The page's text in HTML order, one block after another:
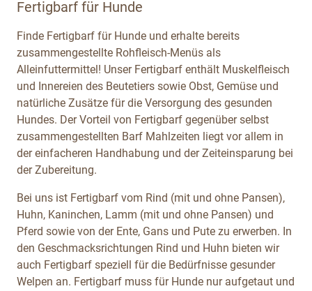
Fertigbarf für Hunde
Finde Fertigbarf für Hunde und erhalte bereits
zusammengestellte Rohfleisch-Menüs als
Alleinfuttermittel! Unser Fertigbarf enthält Muskelfleisch
und Innereien des Beutetiers sowie Obst, Gemüse und
natürliche Zusätze für die Versorgung des gesunden
Hundes. Der Vorteil von Fertigbarf gegenüber selbst
zusammengestellten Barf Mahlzeiten liegt vor allem in
der einfacheren Handhabung und der Zeiteinsparung bei
der Zubereitung.
Bei uns ist Fertigbarf vom Rind (mit und ohne Pansen),
Huhn, Kaninchen, Lamm (mit und ohne Pansen) und
Pferd sowie von der Ente, Gans und Pute zu erwerben. In
den Geschmacksrichtungen Rind und Huhn bieten wir
auch Fertigbarf speziell für die Bedürfnisse gesunder
Welpen an. Fertigbarf muss für Hunde nur aufgetaut und